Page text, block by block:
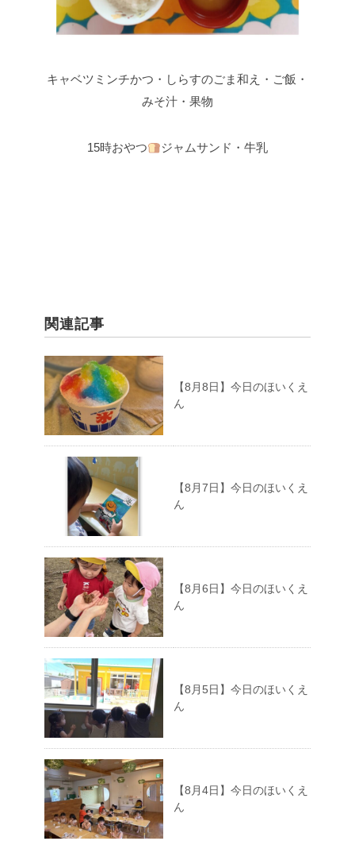
キャベツミンチかつ・しらすのごま和え・ご飯・
みそ汁・果物
15時おやつ ジャムサンド・牛乳
関連記事
【8月8日】今日のほいくえ
ん
【8月7日】今日のほいくえ
ん
【8月6日】今日のほいくえ
ん
【8月5日】今日のほいくえ
ん
【8月4日】今日のほいくえ
ん